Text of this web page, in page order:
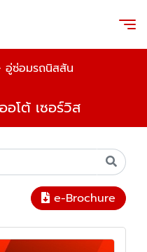
อู่ซ่อมรถนิสสัน
โต้ เซอร์วิส
e-Brochure